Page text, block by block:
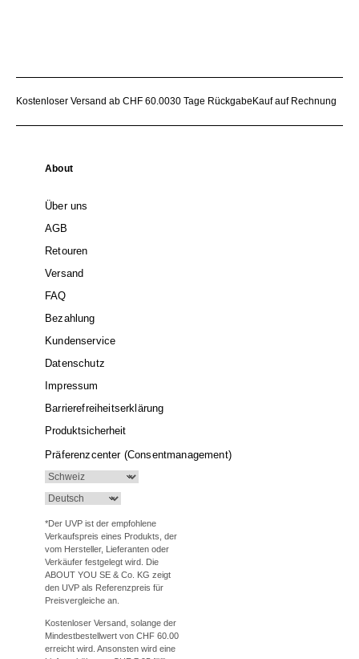
Kostenloser Versand ab CHF 60.0030 Tage Rückgabe Kauf auf Rechnung
About
Über uns
AGB
Retouren
Versand
FAQ
Bezahlung
Kundenservice
Datenschutz
Impressum
Barrierefreiheitserklärung
Produktsicherheit
Präferenzcenter (Consentmanagement)
*Der UVP ist der empfohlene
Verkaufspreis eines Produkts, der
vom Hersteller, Lieferanten oder
Verkäufer festgelegt wird. Die
ABOUT YOU SE & Co. KG zeigt
den UVP als Referenzpreis für
Preisvergleiche an.
Kostenloser Versand, solange der
Mindestbestellwert von CHF 60.00
erreicht wird. Ansonsten wird eine